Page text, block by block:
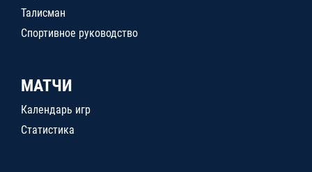
Талисман
Спортивное руководство
МАТЧИ
Календарь игр
Статистика